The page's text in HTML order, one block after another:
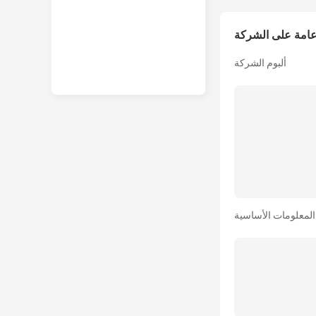
على الشركة
ألبوم الشركة
المعلومات الأساسية